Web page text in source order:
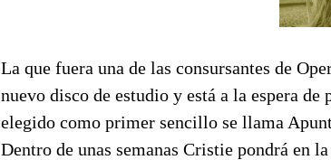
La que fuera una de las consursantes de
nuevo disco de estudio y está a la espera
elegido como primer sencillo se llama
Dentro de unas semanas Cristie pondrá en